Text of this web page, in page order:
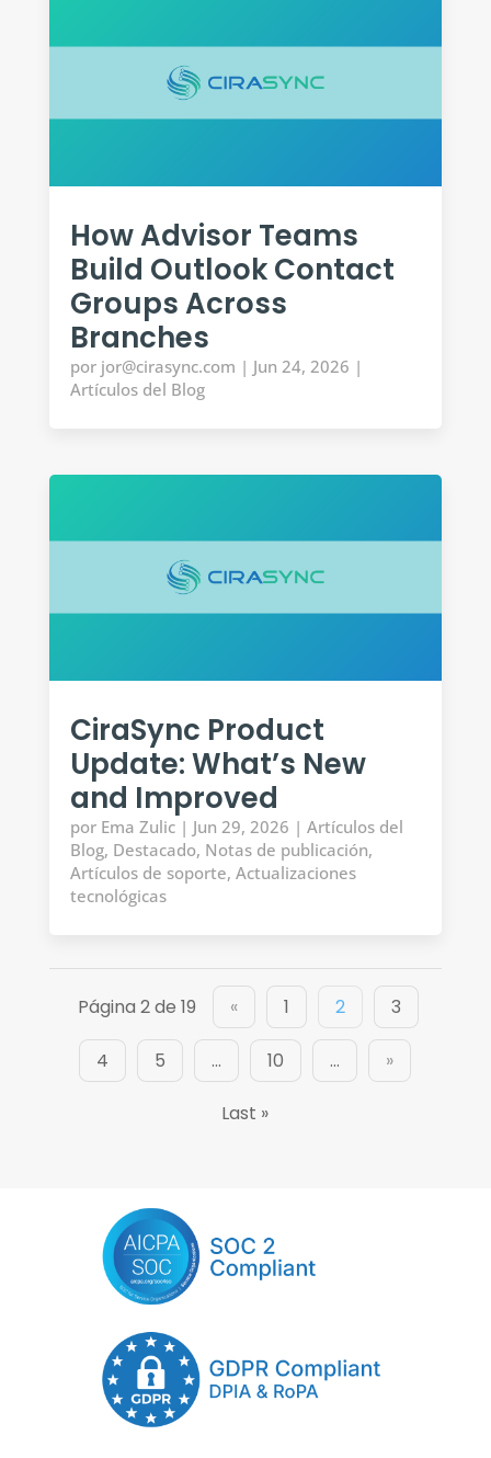
How Advisor Teams
Build Outlook Contact
Groups Across
Branches
por jor@cirasync.com | Jun 24, 2026 |
Artículos del Blog
CiraSync Product
Update: What’s New
and Improved
por Ema Zulic| Jun 29, 2026 | Artículos del
Blog, Destacado, Notas de publicación,
Artículos de soporte, Actualizaciones
tecnológicas
Página 2 de 19 « 1 2 3
4 5 ... 10 ... »
Last »